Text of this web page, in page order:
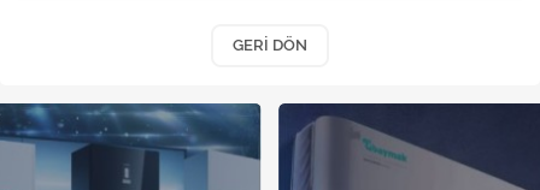
Musluk
GERI DÖN